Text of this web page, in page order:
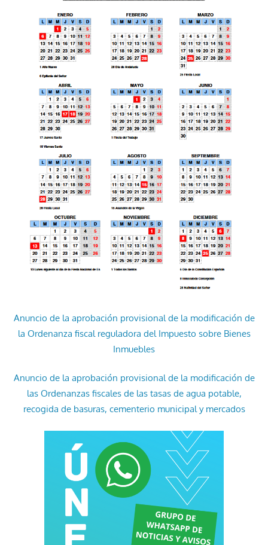
Anuncio de la aprobación provisional de la modificación de
la Ordenanza fiscal reguladora del Impuesto sobre Bienes
Inmuebles
Anuncio de la aprobación provisional de la modificación de
las Ordenanzas fiscales de las tasas de agua potable,
recogida de basuras, cementerio municipal y mercados